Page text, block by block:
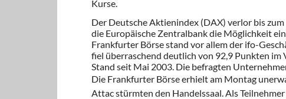
Kurse.
Der Deutsche Aktienindex (DAX) verlor bis
die Europäische Zentralbank die Möglichkeit
Frankfurter Börse stand vor allem der ifo-
fiel überraschend deutlich von 92,9 Punkten
Stand seit Mai 2003. Die befragten
Die Frankfurter Börse erhielt am Montag
Attac stürmten den Handelssaal. Als